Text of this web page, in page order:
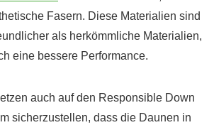
Fasern. Diese Materialien sind
als herkömmliche Materialien,
eine bessere Performance.
auch auf den Responsible Down
sicherzustellen, dass die Daunen in